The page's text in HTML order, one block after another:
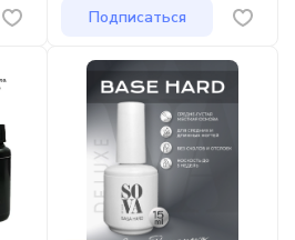
Подписаться